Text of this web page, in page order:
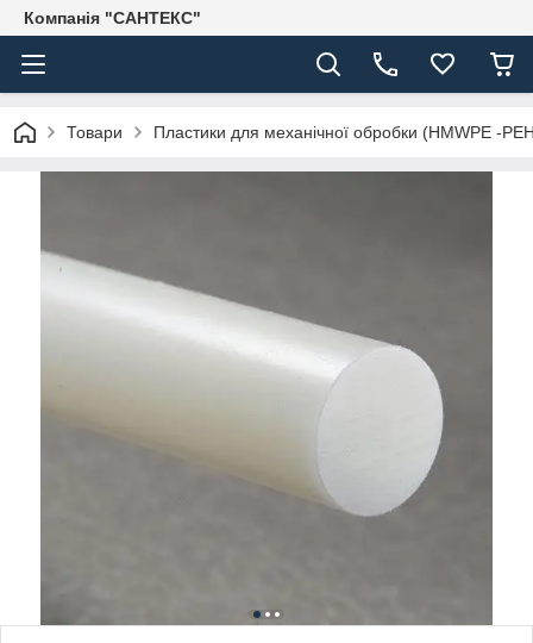
Компанія "САНТЕКС"
Товари Пластики для механічної обробки (HMWPE -